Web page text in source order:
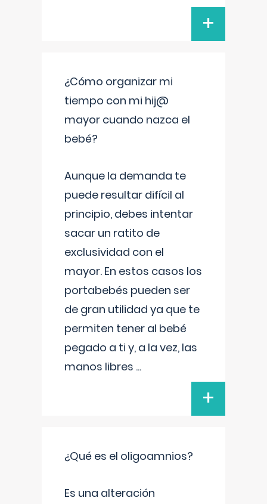
+
¿Cómo organizar mi
tiempo con mi hij@
mayor cuando nazca el
bebé?
Aunque la demanda te
puede resultar difícil al
principio, debes intentar
sacar un ratito de
exclusividad con el
mayor. En estos casos los
portabebés pueden ser
de gran utilidad ya que te
permiten tener al bebé
pegado a ti y, a la vez, las
manos libres ...
+
¿Qué es el oligoamnios?
Es una alteración